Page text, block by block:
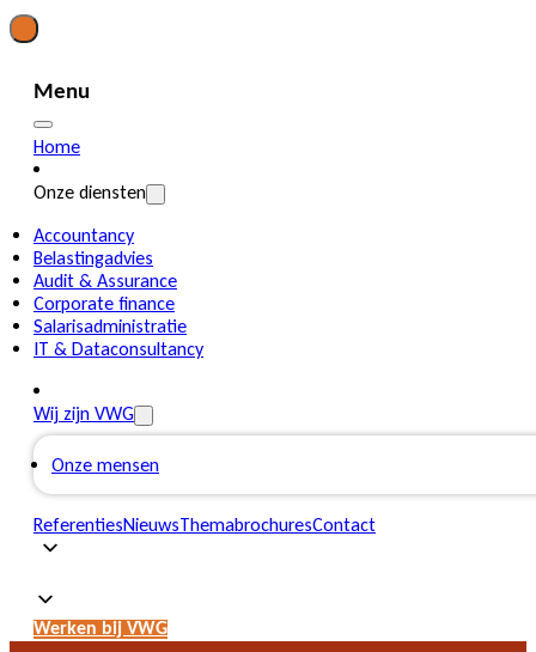
Menu
Home
Onze diensten
Accountancy
Belastingadvies
Audit & Assurance
Corporate finance
Salarisadministratie
IT & Dataconsultancy
Wij zijn VWG
Onze mensen
ReferentiesNieuwsThemabrochuresContact
Werken bij VWG